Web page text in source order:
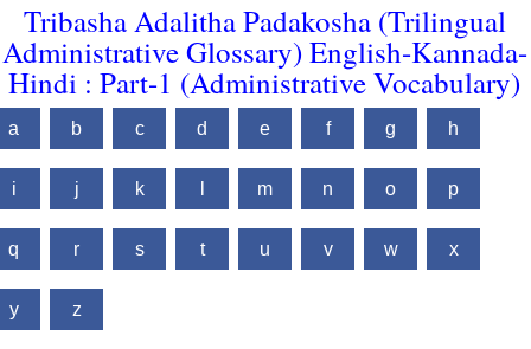
Tribasha Adalitha Padakosha (Trilingual
Administrative Glossary) English-Kannada-
Hindi : Part-1 (Administrative Vocabulary)
a b c d e f g h
i j k m n o p
q r s t u v w x
y z